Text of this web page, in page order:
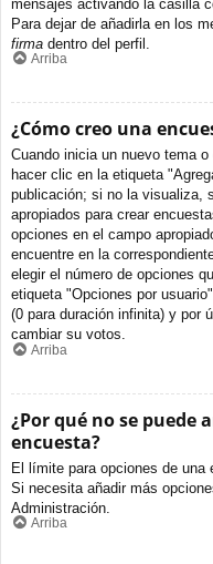
mensajes activando la casilla
Para dejar de añadirla en los
firma dentro del perfil.
Arriba
¿Cómo creo una
Cuando inicia un nuevo tema
hacer clic en la etiqueta
publicación; si no la visualiza,
apropiados para crear
opciones en el campo
encuentre en la
elegir el número de opciones
etiqueta "Opciones por
(0 para duración infinita) y por
cambiar su votos.
Arriba
¿Por qué no se puede
encuesta?
El límite para opciones de una
Si necesita añadir más
Administración.
Arriba